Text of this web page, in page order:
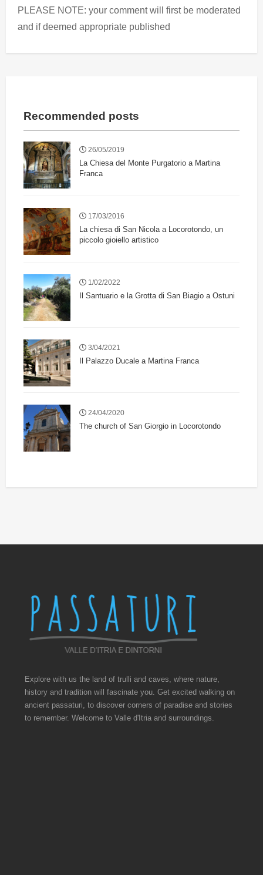
PLEASE NOTE: your comment will first be moderated
and if deemed appropriate published
Recommended posts
26/05/2019
La Chiesa del Monte Purgatorio a Martina
Franca
17/03/2016
La chiesa di San Nicola a Locorotondo, un
piccolo gioiello artistico
1/02/2022
Il Santuario e la Grotta di San Biagio a Ostuni
3/04/2021
Il Palazzo Ducale a Martina Franca
24/04/2020
The church of San Giorgio in Locorotondo
Explore with us the land of trulli and caves, where nature,
history and tradition will fascinate you. Get excited walking on
ancient passaturi, to discover corners of paradise and stories
to remember. Welcome to Valle d'Itria and surroundings.